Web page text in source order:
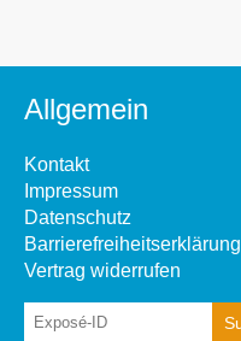
Allgemein
Kontakt
Impressum
Datenschutz
Barrierefreiheitserklärung
Vertrag widerrufen